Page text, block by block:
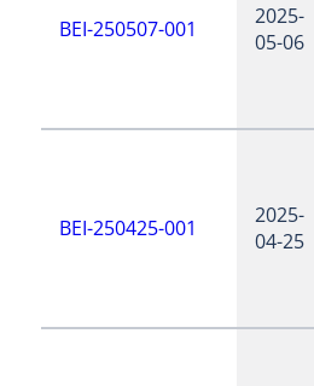
BEI-250507-001
2025-
05-06
BEI-250425-001
2025-
04-25